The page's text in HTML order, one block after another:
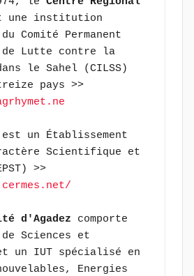
une institution
Comité Permanent
Lutte contre la
le Sahel (CILSS)
regroupant treize pays >>
un Établissement
Scientifique et
Technique (EPST) >>
d'Agadez comporte
Sciences et
un IUT spécialisé en
Energies